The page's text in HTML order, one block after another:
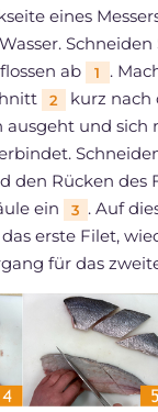
eines
Schneiden
ab
1
.
2
kurz nach
ausgeht und
den Rücken des
ein
3 . Auf
erste Filet,
für das